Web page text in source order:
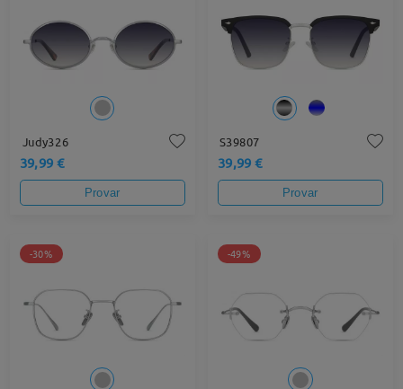
Judy326
39,99 €
Provar
S39807
39,99 €
Provar
-30% -49%